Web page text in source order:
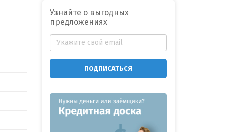
Узнайте о выгодных
предложениях
ПОДПИСАТЬСЯ